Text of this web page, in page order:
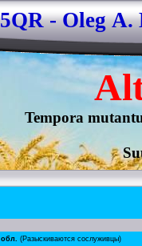
- Oleg А.
Tempora
обл. (Разыскиваются сослуживцы)